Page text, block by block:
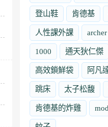
登山鞋 肯德基
人性課外課
1000 通天狄仁傑
高效鎖鮮袋 阿凡
跳床 太子松馥
肯德基的炸雞